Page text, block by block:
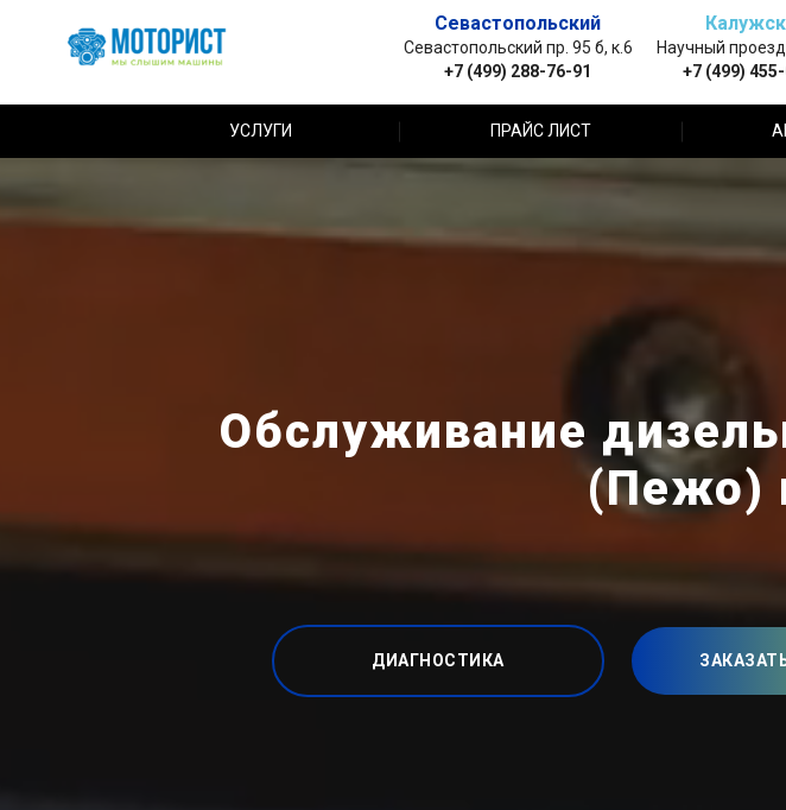
Севастопольский
Севастопольский пр. 95 б, к.6
+7 (499) 288-76-91
Научный проезд
+7 (499)
УСЛУГИ ПРАЙС ЛИСТ
Обслуживание
(Пежо)
ДИАГНОСТИКА